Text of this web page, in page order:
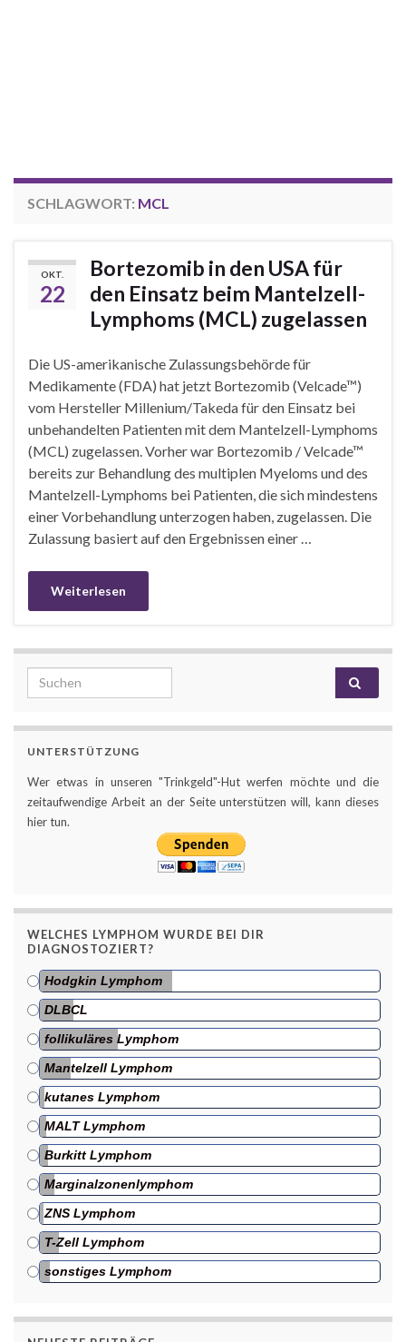
SCHLAGWORT: MCL
OKT.
22
Bortezomib in den USA für
den Einsatz beim Mantelzell-
Lymphoms (MCL) zugelassen
Die US-amerikanische Zulassungsbehörde für
Medikamente (FDA) hat jetzt Bortezomib (Velcade™)
vom Hersteller Millenium/Takeda für den Einsatz bei
unbehandelten Patienten mit dem Mantelzell-Lymphoms
(MCL) zugelassen. Vorher war Bortezomib / Velcade™
bereits zur Behandlung des multiplen Myeloms und des
Mantelzell-Lymphoms bei Patienten, die sich mindestens
einer Vorbehandlung unterzogen haben, zugelassen. Die
Zulassung basiert auf den Ergebnissen einer …
Weiterlesen
Search for:
UNTERSTÜTZUNG
Wer etwas in unseren "Trinkgeld"-Hut werfen möchte und die
zeitaufwendige Arbeit an der Seite unterstützen will, kann dieses
hier tun.
WELCHES LYMPHOM WURDE BEI DIR
DIAGNOSTOZIERT?
Hodgkin Lymphom
DLBCL
follikuläres Lymphom
Mantelzell Lymphom
kutanes Lymphom
MALT Lymphom
Burkitt Lymphom
Marginalzonenlymphom
ZNS Lymphom
T-Zell Lymphom
sonstiges Lymphom